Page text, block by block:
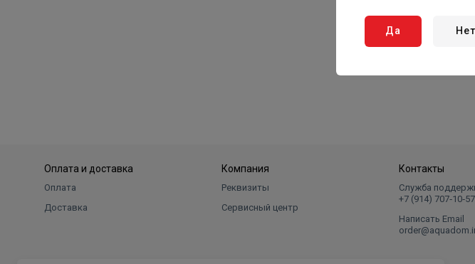
Оплата и доставка
Оплата
Доставка
Компания
Реквизиты
Сервисный центр
Контакты
Служба
+7 (914) 707‑10‑57
Написать Email
Да